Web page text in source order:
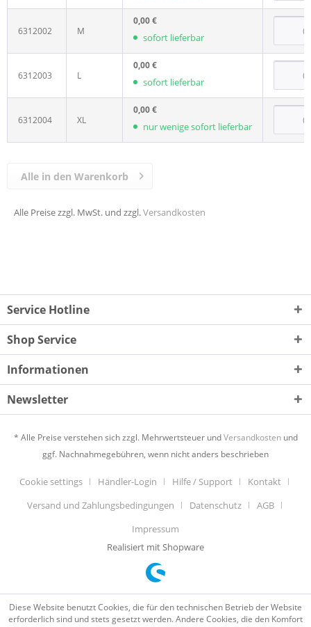
6312002 M
0,00 €
sofort lieferbar
6312003 L
0,00 €
sofort lieferbar
6312004 XL
0,00 €
nur wenige sofort lieferbar
Alle Preise zzgl. MwSt. und zzgl.Versandkosten
Alle in den Warenkorb
Service Hotline
Shop Service
Informationen
Newsletter
* Alle Preise verstehen sich zzgl. Mehrwertsteuer undVersandkostenund
ggf. Nachnahmegebühren, wenn nicht anders beschrieben
Cookie settings Händler-Login Hilfe / Support
Kontakt
Versand und Zahlungsbedingungen
Datenschutz
AGB
Impressum
Realisiert mit Shopware
Diese Website benutzt Cookies, die für den technischen Betrieb der Website
erforderlich sind und stets gesetzt werden. Andere Cookies, die den Komfort